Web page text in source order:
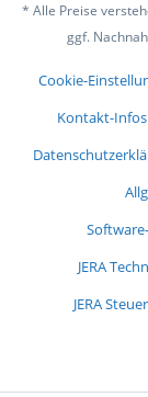
* Alle Preise
ggf.
Cookie-
Kontakt-Infos
JERA
JERA